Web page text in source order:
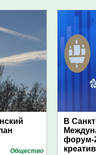
Общество
В
форум-